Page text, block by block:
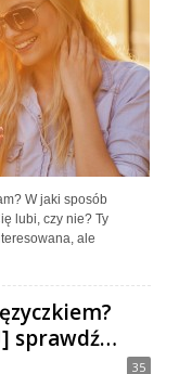
W jaki sposób
lubi, czy nie? Ty
ale
sprawdź…
35